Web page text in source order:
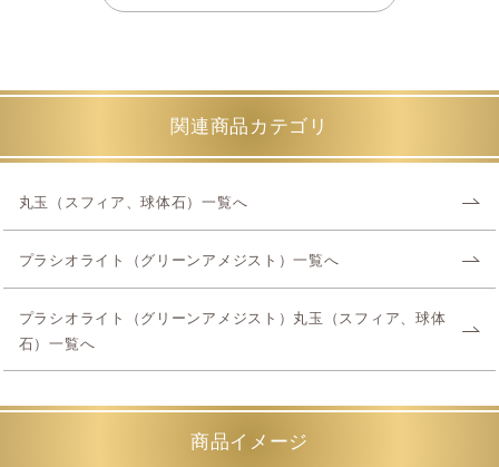
関連商品カテゴリ
丸玉（スフィア、球体石）一覧へ
プラシオライト（グリーンアメジスト）一覧へ
プラシオライト（グリーンアメジスト）丸玉（スフィア、球体
石）一覧へ
商品イメージ